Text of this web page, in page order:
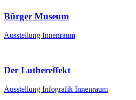
Bürger Museum
Ausstellung Innenraum
Der Luthereffekt
Ausstellung Infografik Innenraum